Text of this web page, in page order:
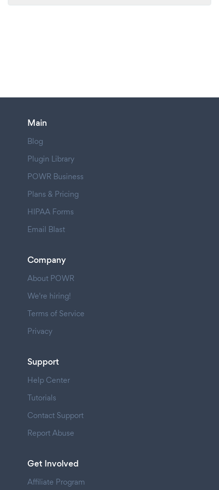
Main
Blog
Plugin Library
POWR Business
Plans & Pricing
HIPAA Forms
Email Blast
Company
About POWR
We're hiring!
Terms of Service
Privacy
Support
Help Center
Tutorials
Contact Support
Report Abuse
Get Involved
Affiliate Program